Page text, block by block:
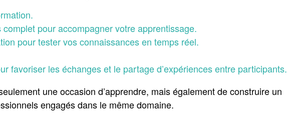
pour accompagner votre apprentissage.
pour tester vos connaissances en temps réel.
favoriser les échanges et le partage d’expériences entre participants.
une occasion d’apprendre, mais également de construire un
engagés dans le même domaine.